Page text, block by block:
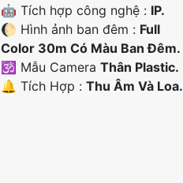
🤖️ Tích hợp công nghệ : IP.
🌔 Hình ảnh ban đêm : Full
Color 30m Có Màu Ban Ðêm.
🕉️ Mẫu Camera Thân Plastic.
️🔔 Tích Hợp : Thu Âm Và Loa.